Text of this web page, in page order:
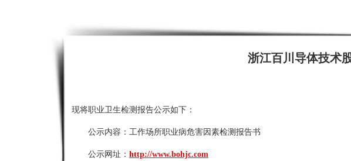
浙江百川导体技术
现将职业卫生检测报告公示如下：
公示内容： 工作场所职业病危害因素检测报告书
公示网址： http://www.bohjc.com